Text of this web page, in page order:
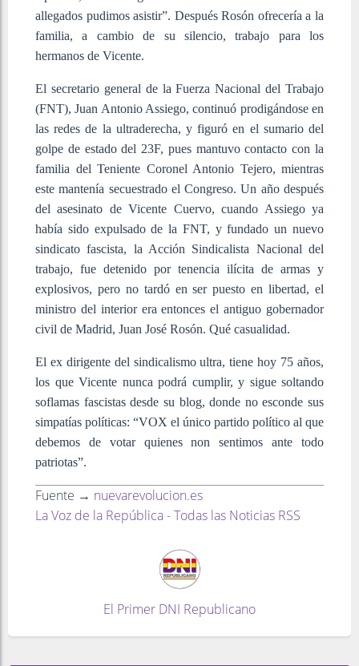
allegados pudimos asistir”. Después Rosón ofrecería a la
familia, a cambio de su silencio, trabajo para los
hermanos de Vicente.
El secretario general de la Fuerza Nacional del Trabajo
(FNT), Juan Antonio Assiego, continuó prodigándose en
las redes de la ultraderecha, y figuró en el sumario del
golpe de estado del 23F, pues mantuvo contacto con la
familia del Teniente Coronel Antonio Tejero, mientras
este mantenía secuestrado el Congreso. Un año después
del asesinato de Vicente Cuervo, cuando Assiego ya
había sido expulsado de la FNT, y fundado un nuevo
sindicato fascista, la Acción Sindicalista Nacional del
trabajo, fue detenido por tenencia ilícita de armas y
explosivos, pero no tardó en ser puesto en libertad, el
ministro del interior era entonces el antiguo gobernador
civil de Madrid, Juan José Rosón. Qué casualidad.
El ex dirigente del sindicalismo ultra, tiene hoy 75 años,
los que Vicente nunca podrá cumplir, y sigue soltando
soflamas fascistas desde su blog, donde no esconde sus
simpatías políticas: “VOX el único partido político al que
debemos de votar quienes non sentimos ante todo
patriotas”.
Fuente → nuevarevolucion.es
La Voz de la República - Todas las Noticias RSS
El Primer DNI Republicano